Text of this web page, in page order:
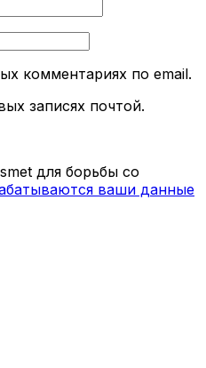
комментариях по email.
записях почтой.
для борьбы со
ваши данные